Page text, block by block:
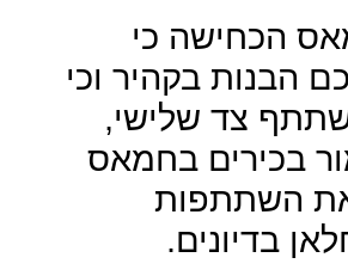
הכחישה כי
הבנות בקהיר וכי
צד שלישי,
בכירים בחמאס
השתתפות
בדיונים.